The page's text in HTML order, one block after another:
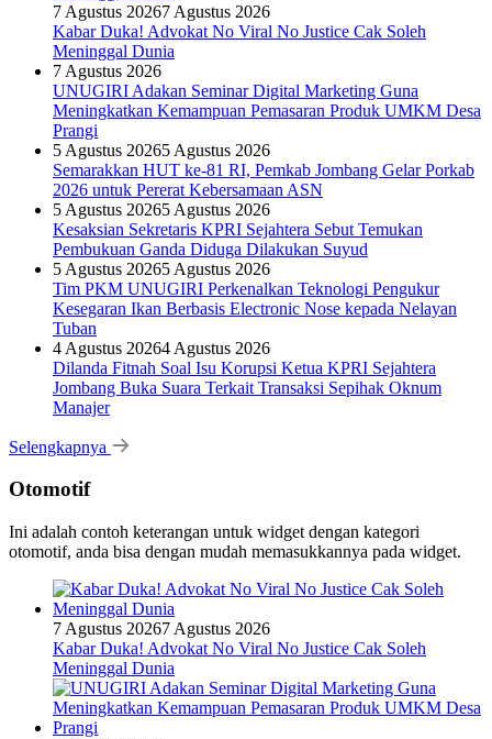
7 Agustus 20267 Agustus 2026
Kabar Duka! Advokat No Viral No Justice Cak Soleh
Meninggal Dunia
7 Agustus 2026
UNUGIRI Adakan Seminar Digital Marketing Guna
Meningkatkan Kemampuan Pemasaran Produk UMKM Desa
Prangi
5 Agustus 20265 Agustus 2026
Semarakkan HUT ke-81 RI, Pemkab Jombang Gelar Porkab
2026 untuk Pererat Kebersamaan ASN
5 Agustus 20265 Agustus 2026
Kesaksian Sekretaris KPRI Sejahtera Sebut Temukan
Pembukuan Ganda Diduga Dilakukan Suyud
5 Agustus 20265 Agustus 2026
Tim PKM UNUGIRI Perkenalkan Teknologi Pengukur
Kesegaran Ikan Berbasis Electronic Nose kepada Nelayan
Tuban
4 Agustus 20264 Agustus 2026
Dilanda Fitnah Soal Isu Korupsi Ketua KPRI Sejahtera
Jombang Buka Suara Terkait Transaksi Sepihak Oknum
Manajer
Selengkapnya
Otomotif
Ini adalah contoh keterangan untuk widget dengan kategori
otomotif, anda bisa dengan mudah memasukkannya pada widget.
7 Agustus 20267 Agustus 2026
Kabar Duka! Advokat No Viral No Justice Cak Soleh
Meninggal Dunia